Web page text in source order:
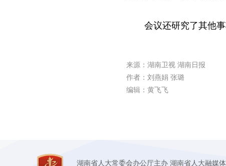
会议还研究了其他事
来源：湖南卫视 湖南日报
作者：刘燕娟 张璐
编辑：黄飞飞
湖南省人大常委会办公厅主办 湖南省人大融媒